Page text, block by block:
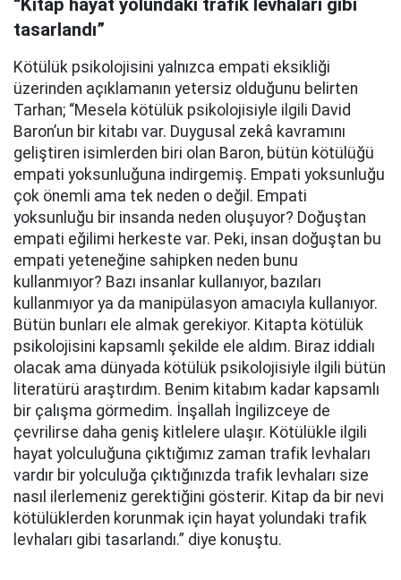
“Kitap hayat yolundaki trafik levhaları gibi
tasarlandı”
Kötülük psikolojisini yalnızca empati eksikliği
üzerinden açıklamanın yetersiz olduğunu belirten
Tarhan; “Mesela kötülük psikolojisiyle ilgili David
Baron’un bir kitabı var. Duygusal zekâ kavramını
geliştiren isimlerden biri olan Baron, bütün kötülüğü
empati yoksunluğuna indirgemiş. Empati yoksunluğu
çok önemli ama tek neden o değil. Empati
yoksunluğu bir insanda neden oluşuyor? Doğuştan
empati eğilimi herkeste var. Peki, insan doğuştan bu
empati yeteneğine sahipken neden bunu
kullanmıyor? Bazı insanlar kullanıyor, bazıları
kullanmıyor ya da manipülasyon amacıyla kullanıyor.
Bütün bunları ele almak gerekiyor. Kitapta kötülük
psikolojisini kapsamlı şekilde ele aldım. Biraz iddialı
olacak ama dünyada kötülük psikolojisiyle ilgili bütün
literatürü araştırdım. Benim kitabım kadar kapsamlı
bir çalışma görmedim. İnşallah İngilizceye de
çevrilirse daha geniş kitlelere ulaşır. Kötülükle ilgili
hayat yolculuğuna çıktığımız zaman trafik levhaları
vardır bir yolculuğa çıktığınızda trafik levhaları size
nasıl ilerlemeniz gerektiğini gösterir. Kitap da bir nevi
kötülüklerden korunmak için hayat yolundaki trafik
levhaları gibi tasarlandı.” diye konuştu.